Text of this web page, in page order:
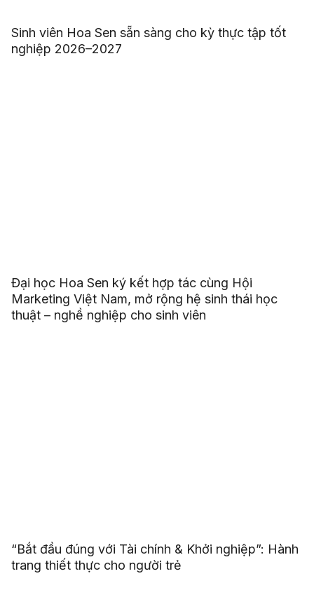
Sinh viên Hoa Sen sẵn sàng cho kỳ thực tập tốt
nghiệp 2026–2027
Đại học Hoa Sen ký kết hợp tác cùng Hội
Marketing Việt Nam, mở rộng hệ sinh thái học
thuật – nghề nghiệp cho sinh viên
“Bắt đầu đúng với Tài chính & Khởi nghiệp”: Hành
trang thiết thực cho người trẻ